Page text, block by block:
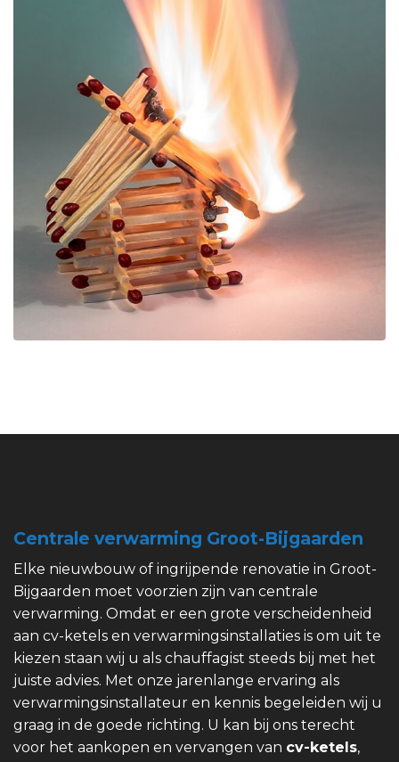
Centrale verwarming Groot-Bijgaarden
Elke nieuwbouw of ingrijpende renovatie in Groot-
Bijgaarden moet voorzien zijn van centrale
verwarming. Omdat er een grote verscheidenheid
aan cv-ketels en verwarmingsinstallaties is om uit te
kiezen staan wij u als chauffagist steeds bij met het
juiste advies. Met onze jarenlange ervaring als
verwarmingsinstallateur en kennis begeleiden wij u
graag in de goede richting. U kan bij ons terecht
voor het aankopen en vervangen van cv-ketels,